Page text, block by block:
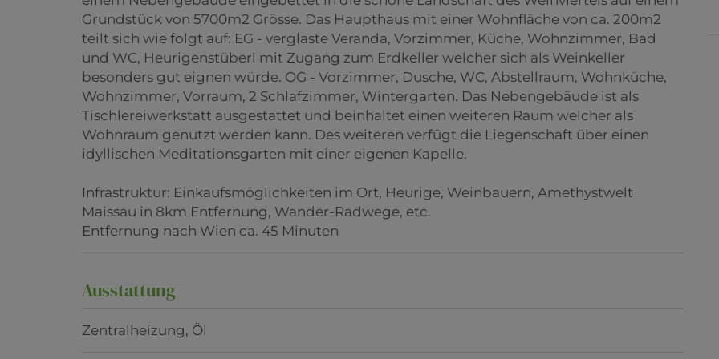
Grundstück von 5700m2 Grösse. Das Haupthaus mit einer Wohnfläche von ca. 200m2
teilt sich wie folgt auf: EG - verglaste Veranda, Vorzimmer, Küche, Wohnzimmer, Bad
und WC, Heurigenstüberl mit Zugang zum Erdkeller welcher sich als Weinkeller
besonders gut eignen würde. OG - Vorzimmer, Dusche, WC, Abstellraum, Wohnküche,
Wohnzimmer, Vorraum, 2 Schlafzimmer, Wintergarten. Das Nebengebäude ist als
Tischlereiwerkstatt ausgestattet und beinhaltet einen weiteren Raum welcher als
Wohnraum genutzt werden kann. Des weiteren verfügt die Liegenschaft über einen
idyllischen Meditationsgarten mit einer eigenen Kapelle.
Infrastruktur: Einkaufsmöglichkeiten im Ort, Heurige, Weinbauern, Amethystwelt
Maissau in 8km Entfernung, Wander-Radwege, etc.
Entfernung nach Wien ca. 45 Minuten
Ausstattung
Zentralheizung Öl